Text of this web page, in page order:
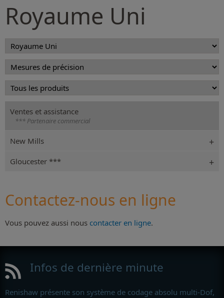
Royaume Uni
Ventes et assistance
*** Partenaire commercial
New Mills
Gloucester ***
Contactez-nous en ligne
Vous pouvez aussi nous contacter en ligne.
Infos de dernière minute
Renishaw présente son système de codage absolu multi-Dof,